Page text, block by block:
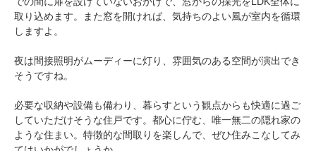
取り込めます。また窓を開ければ、気持ちのよい風が室内を循環
しますよ。
夜は間接照明がムーディーに灯り、雰囲気のある空間が演出でき
そうですね。
必要な収納や設備も備わり、暮らすという観点からも快適に過ご
していただけそうな住戸です。都心に佇む、唯一無二の隠れ家の
ような住まい。特徴的な間取りを楽しんで、ぜひ住みこなしてみ